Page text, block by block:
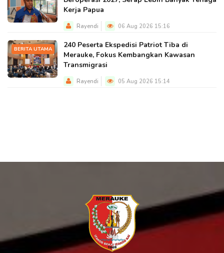
Kerja Papua
Rayendi 06 Aug 2026 15:16
BERITA UTAMA
240 Peserta Ekspedisi Patriot Tiba di
Merauke, Fokus Kembangkan Kawasan
Transmigrasi
Rayendi 05 Aug 2026 15:14